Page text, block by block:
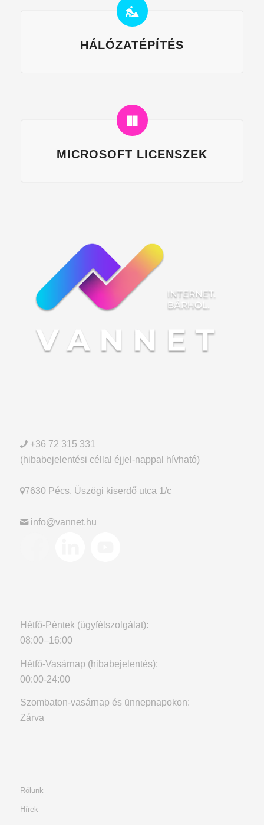
HÁLÓZATÉPÍTÉS
MICROSOFT LICENSZEK
+36 72 315 331
(hibabejelentési céllal éjjel-nappal hívható)
7630 Pécs, Üszögi kiserdő utca 1/c
info@vannet.hu
Hétfő-Péntek (ügyfélszolgálat):
08:00–16:00
Hétfő-Vasárnap (hibabejelentés):
00:00-24:00
Szombaton-vasárnap és ünnepnapokon:
Zárva
Rólunk
Hírek